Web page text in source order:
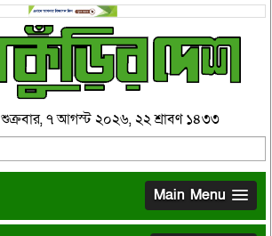
৭ আগস্ট ২০২৬, ২২ শ্রাবণ ১৪৩৩
Main Menu